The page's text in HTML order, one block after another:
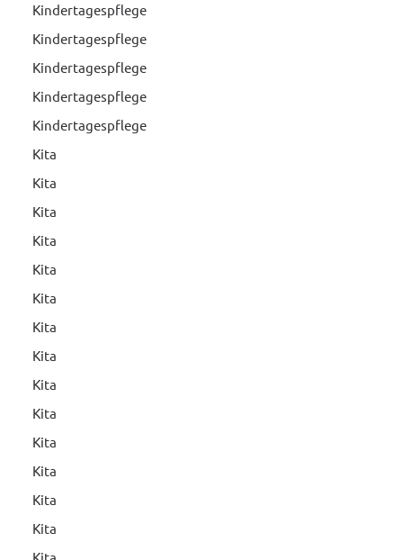
Kindertagespflege
Kindertagespflege
Kindertagespflege
Kindertagespflege
Kindertagespflege
Kita
Kita
Kita
Kita
Kita
Kita
Kita
Kita
Kita
Kita
Kita
Kita
Kita
Kita